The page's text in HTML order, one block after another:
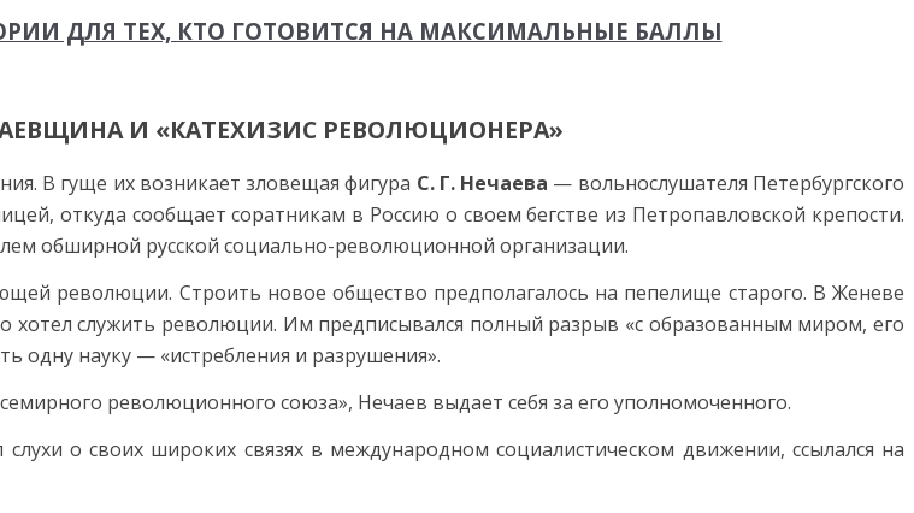
ДЛЯ ТЕХ, КТО ГОТОВИТСЯ НА МАКСИМАЛЬНЫЕ БАЛЛЫ
И «КАТЕХИЗИС РЕВОЛЮЦИОНЕРА»
В гуще их возникает зловещая фигура С. Г. Нечаева — вольнослушателя Петербургского
откуда сообщает соратникам в Россию о своем бегстве из Петропавловской крепости.
обширной русской социально-революционной организации.
революции. Строить новое общество предполагалось на пепелище старого. В Женеве
хотел служить революции. Им предписывался полный разрыв «с образованным миром, его
одну науку — «истребления и разрушения».
революционного союза», Нечаев выдает себя за его уполномоченного.
о своих широких связях в международном социалистическом движении, ссылался на